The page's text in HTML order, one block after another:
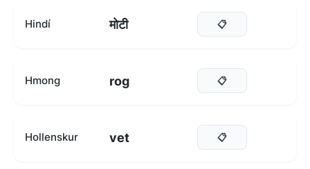
Hindí मोटी 📋
Hmong rog 📋
Hollenskur vet 📋